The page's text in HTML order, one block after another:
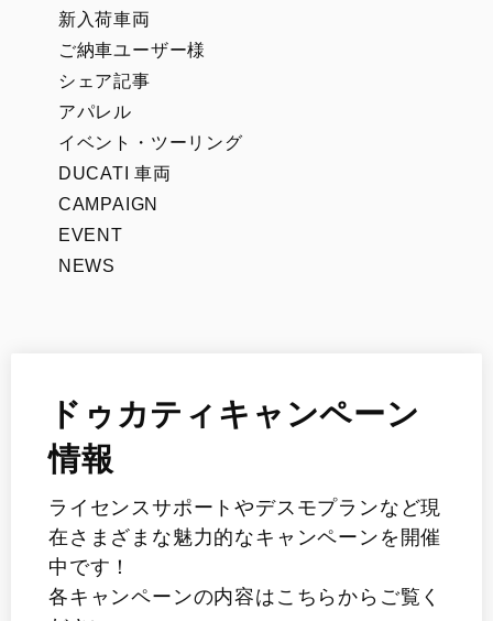
新入荷車両
ご納車ユーザー様
シェア記事
アパレル
イベント・ツーリング
DUCATI 車両
CAMPAIGN
EVENT
NEWS
ドゥカティキャンペーン
情報
ライセンスサポートやデスモプランなど現
在さまざまな魅力的なキャンペーンを開催
中です！
各キャンペーンの内容はこちらからご覧く